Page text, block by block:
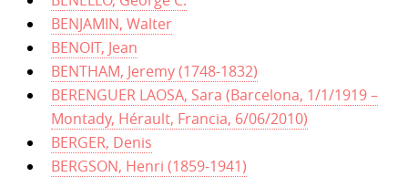
BENJAMIN, Walter
BENOIT, Jean
BENTHAM, Jeremy (1748-1832)
BERENGUER LAOSA, Sara (Barcelona, 1/1/1919 –
Montady, Hérault, Francia, 6/06/2010)
BERGER, Denis
BERGSON, Henri (1859-1941)